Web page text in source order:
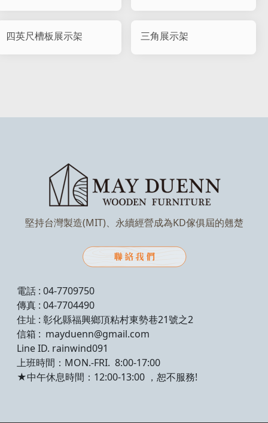
四英尺槽板展示架 三角展示架
堅持台灣製造(MIT)、永續經營成為KD傢俱屆的翹楚
電話 : 04-7709750
傳真 : 04-7704490
住址 : 彰化縣福興鄉頂粘村東勢巷21號之2
信箱 : mayduenn@gmail.com
Line ID. rainwind091
上班時間：MON.-FRI. 8:00-17:00
★中午休息時間：12:00-13:00 ，恕不服務!